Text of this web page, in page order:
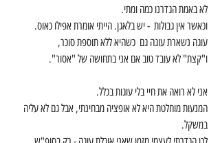
לא באמת הגדרנו כמה ומתי.
וכאשר אין גבולות  - יש בלאגן. הייתי אומרת אפילו כאוס.
עוגה נשארת עוגה גם  כשהיא ללא תוספת סוכר,
ו"קצת" לא עובד טוב אם אני בתחושה של "אסור".
אני לא רואה את חיי בלי עוגות בכלל.
המנעות מוחלטת היא לא אופציה מבחינתי, אבל גם לא עליה
במשקל.